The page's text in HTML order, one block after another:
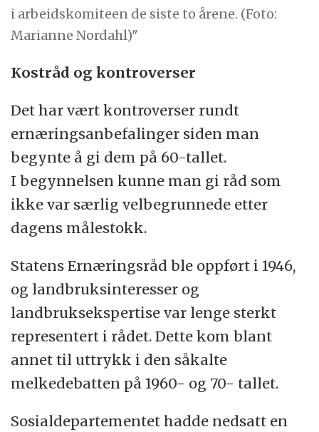
i arbeidskomiteen de siste to årene. (Foto:
Marianne Nordahl)"
Kostråd og kontroverser
Det har vært kontroverser rundt
ernæringsanbefalinger siden man
begynte å gi dem på 60-tallet.
I begynnelsen kunne man gi råd som
ikke var særlig velbegrunnede etter
dagens målestokk.
Statens Ernæringsråd ble oppført i 1946,
og landbruksinteresser og
landbruksekspertise var lenge sterkt
representert i rådet. Dette kom blant
annet til uttrykk i den såkalte
melkedebatten på 1960- og 70- tallet.
Sosialdepartementet hadde nedsatt en